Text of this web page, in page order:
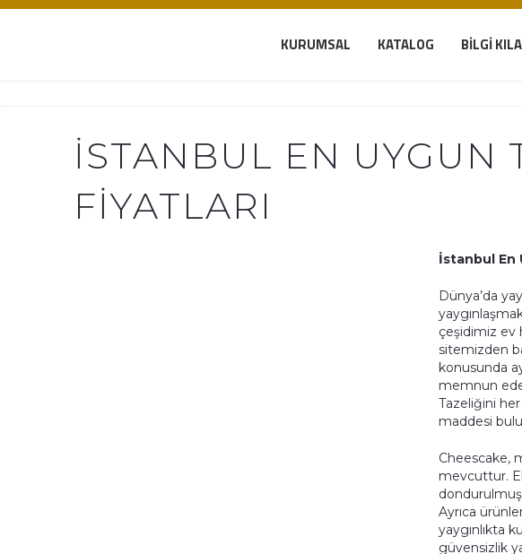
KURUMSAL KATALOG BILGI
İSTANBUL EN UYGUN
FIYATLARI
İstanbul En
Dünya’da
çeşidimiz ev
sitemizden
konusunda
memnun
Tazeliğini
maddesi
Cheescake,
mevcuttur.
dondurulmuş
Ayrıca
yaygınlıkta
güvensizlik